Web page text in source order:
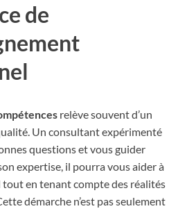
de
relève souvent d’un
Un consultant expérimenté
questions et vous guider
expertise, il pourra vous aider à
en tenant compte des réalités
démarche n’est pas seulement